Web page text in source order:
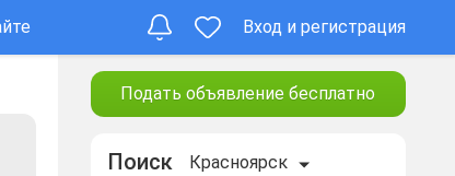
Вход и регистрация
Подать объявление бесплатно
Поиск
Красноярск